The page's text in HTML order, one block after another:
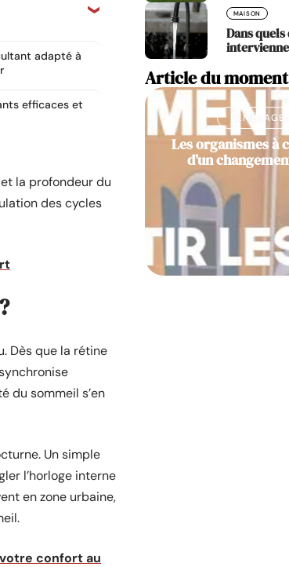
adapté à
efficaces et
la profondeur du
des cycles
Dès que la rétine
du sommeil s’en
Un simple
l’horloge interne
en zone urbaine,
confort au
MAISON
Dans
Article du moment
Les organismes à
d’un